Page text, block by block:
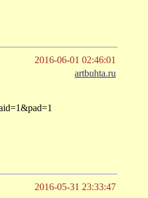
2016-06-01 02:46:01
artbuhta.ru
2016-05-31 23:33:47